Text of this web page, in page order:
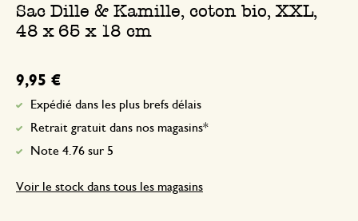
Sac Dille & Kamille, coton bio, XXL,
48 x 65 x 18 cm
9,95 €
Expédié dans les plus brefs délais
Retrait gratuit dans nos magasins*
Note 4.76 sur 5
Voir le stock dans tous les magasins